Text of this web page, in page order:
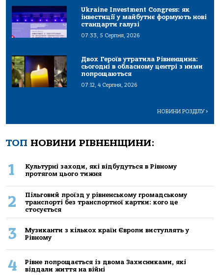
Ukraine Investment Congress: як
інвестиції у майбутнє формують нові
стандарти галузі
07:33, 5 Серпня, 2026
Двох Героїв утратила Рівненщина:
сьогодні в обласному центрі з ними
попрощаються
07:12, 4 Серпня, 2026
НОВИНИ РОЗДІЛУ>
ТОП НОВИНИ РІВНЕНЩИНИ:
1
Культурні заходи, які відбудуться в Рівному
протягом цього тижня
2
Пільговий проїзд у рівненському громадському
транспорті без транспортної картки: кого це
стосується
3
Музиканти з кількох країн Європи виступлять у
Рівному
4
Рівне попрощається із двома Захисниками, які
віддали життя на війні